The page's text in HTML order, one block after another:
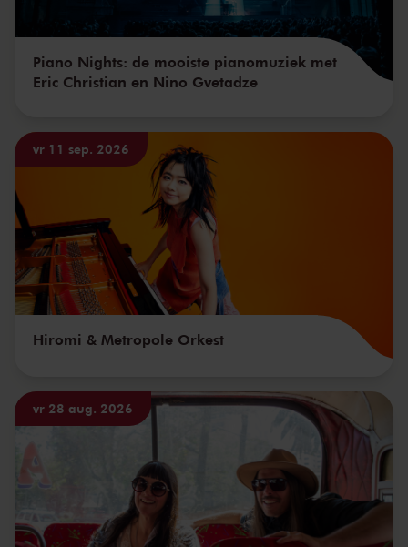
Piano Nights: de mooiste pianomuziek met
Eric Christian en Nino Gvetadze
vr 11 sep. 2026
Hiromi & Metropole Orkest
vr 28 aug. 2026